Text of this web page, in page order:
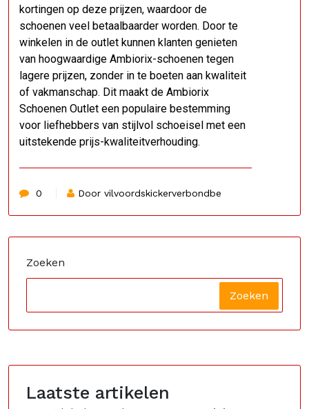
kortingen op deze prijzen, waardoor de
schoenen veel betaalbaarder worden. Door te
winkelen in de outlet kunnen klanten genieten
van hoogwaardige Ambiorix-schoenen tegen
lagere prijzen, zonder in te boeten aan kwaliteit
of vakmanschap. Dit maakt de Ambiorix
Schoenen Outlet een populaire bestemming
voor liefhebbers van stijlvol schoeisel met een
uitstekende prijs-kwaliteitverhouding.
0 Door vilvoordskickerverbondbe
Zoeken
Zoeken
Laatste artikelen